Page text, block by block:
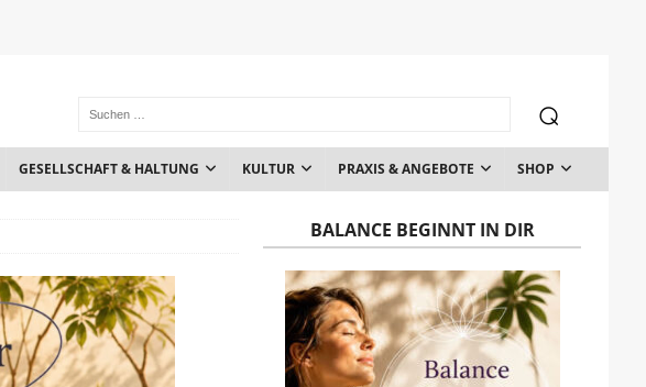
GESELLSCHAFT & HALTUNG KULTUR PRAXIS & ANGEBOTE SHOP
BALANCE BEGINNT IN DIR